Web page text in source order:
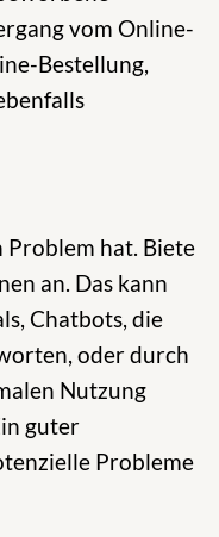
vom Online-
Bestellung,
Problem hat. Biete
an. Das kann
Chatbots, die
oder durch
Nutzung
guter
Probleme